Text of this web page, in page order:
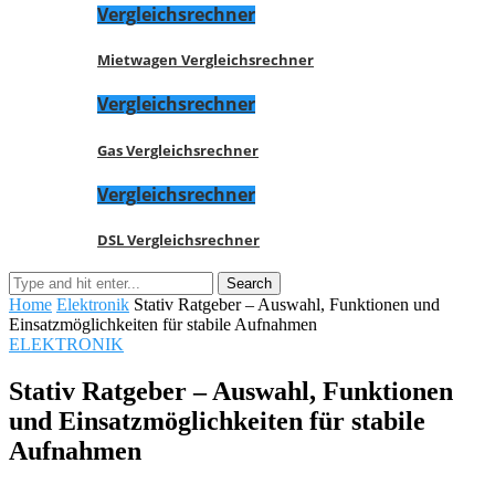
Vergleichsrechner
Mietwagen Vergleichsrechner
Vergleichsrechner
Gas Vergleichsrechner
Vergleichsrechner
DSL Vergleichsrechner
Home Elektronik Stativ Ratgeber – Auswahl, Funktionen und
Einsatzmöglichkeiten für stabile Aufnahmen
ELEKTRONIK
Stativ Ratgeber – Auswahl, Funktionen
und Einsatzmöglichkeiten für stabile
Aufnahmen